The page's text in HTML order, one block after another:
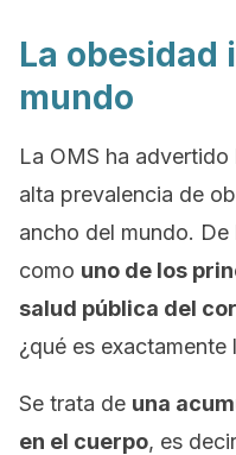
La obesidad
mundo
La OMS ha
alta prevalencia de
ancho del mundo.
como uno de los
salud pública del
¿qué es
Se trata de una
en el cuerpo, es